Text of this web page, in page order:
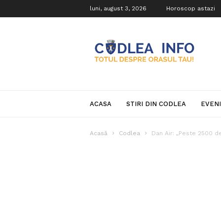
luni, august 3, 2026 Horoscop astazi
Info
ACASA STIRI DIN CODLEA
Acasă Codlea Dan Air: „Peste 2500